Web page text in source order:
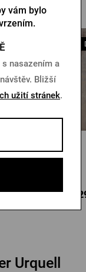
x Botas
Koupit 4
Urquell
vám bylo
nasazením a
Bližší
užití stránek.